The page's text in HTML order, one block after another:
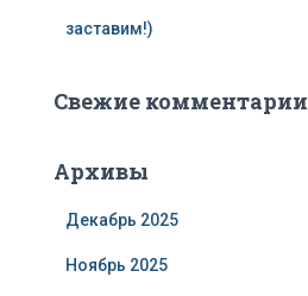
заставим!)
Свежие комментарии
Архивы
Декабрь 2025
Ноябрь 2025